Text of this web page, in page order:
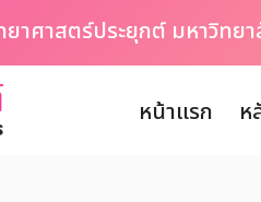
ศาสตร์ประยุกต์ มหาวิทยา
หน้าแรก ห